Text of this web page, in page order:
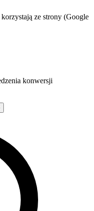
ze strony (Google
konwersji